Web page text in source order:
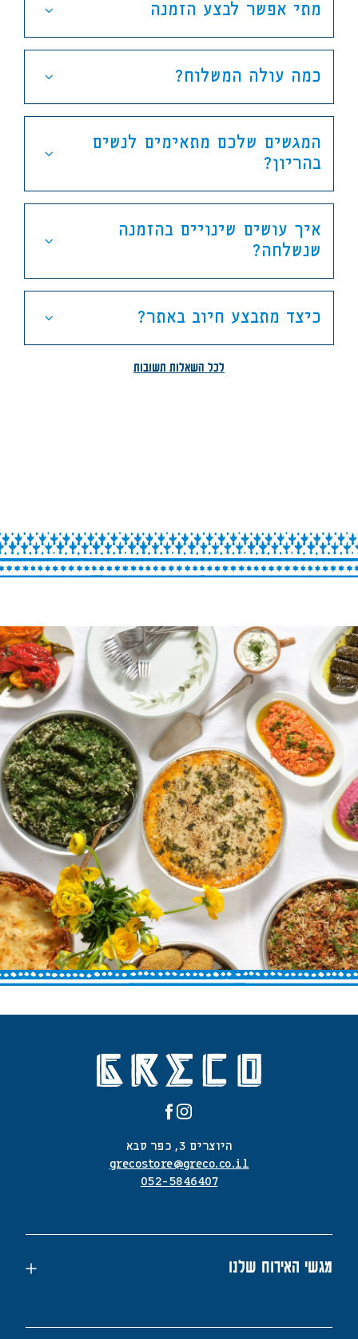
מתי אפשר לבצע הזמנה
כמה עולה המשלוח?
המגשים שלכם מתאימים לנשים
בהריון?
איך עושים שינויים בהזמנה
שנשלחה?
כיצד מתבצע חיוב באתר?
לכל השאלות תשובות
מגשי האירוח שלנו
היוצרים 3, כפר סבא
grecostore@greco.co.il
052-5846407